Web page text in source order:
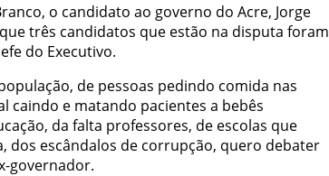
o candidato ao governo do Acre, Jorge
três candidatos que estão na disputa foram
do Executivo.
de pessoas pedindo comida nas
caindo e matando pacientes a bebês
da falta professores, de escolas que
dos escândalos de corrupção, quero debater
governador.